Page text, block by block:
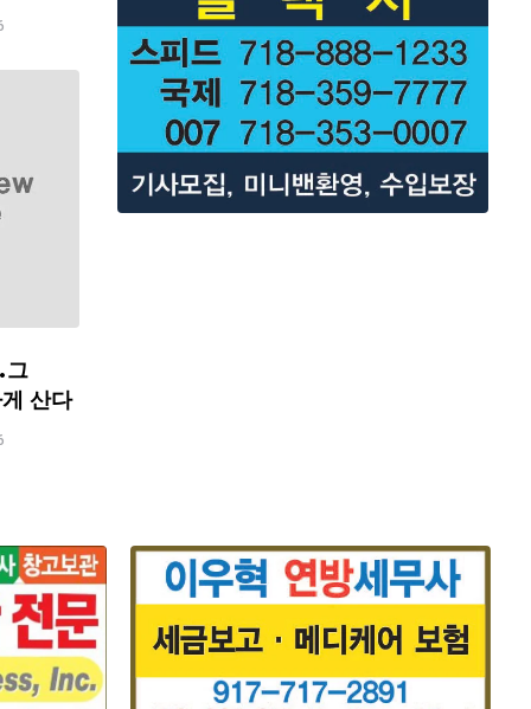
그
산다